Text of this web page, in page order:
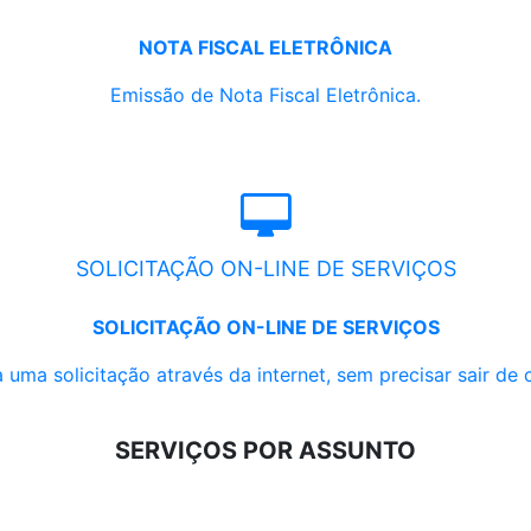
NOTA FISCAL ELETRÔNICA
Emissão de Nota Fiscal Eletrônica.
SOLICITAÇÃO ON-LINE DE SERVIÇOS
SOLICITAÇÃO ON-LINE DE SERVIÇOS
uma solicitação através da internet, sem precisar sair de
SERVIÇOS POR ASSUNTO